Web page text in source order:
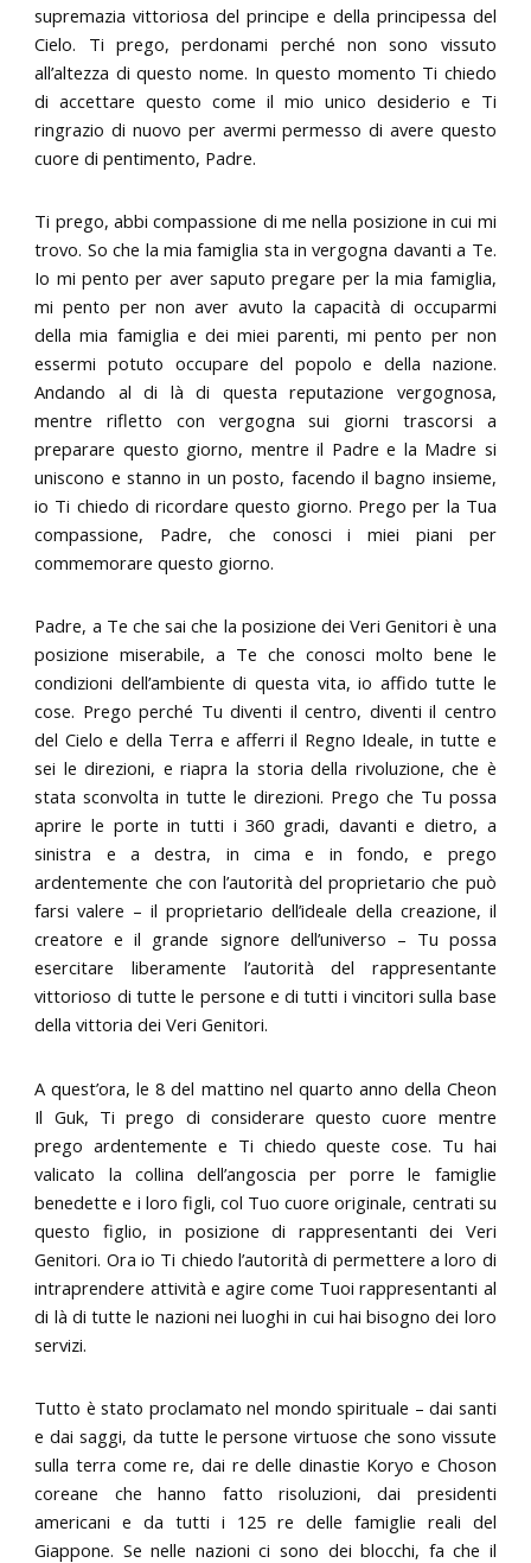
supremazia vittoriosa del principe e della principessa del
Cielo. Ti prego, perdonami perché non sono vissuto
all’altezza di questo nome. In questo momento Ti chiedo
di accettare questo come il mio unico desiderio e Ti
ringrazio di nuovo per avermi permesso di avere questo
cuore di pentimento, Padre.
Ti prego, abbi compassione di me nella posizione in cui mi
trovo. So che la mia famiglia sta in vergogna davanti a Te.
Io mi pento per aver saputo pregare per la mia famiglia,
mi pento per non aver avuto la capacità di occuparmi
della mia famiglia e dei miei parenti, mi pento per non
essermi potuto occupare del popolo e della nazione.
Andando al di là di questa reputazione vergognosa,
mentre rifletto con vergogna sui giorni trascorsi a
preparare questo giorno, mentre il Padre e la Madre si
uniscono e stanno in un posto, facendo il bagno insieme,
io Ti chiedo di ricordare questo giorno. Prego per la Tua
compassione, Padre, che conosci i miei piani per
commemorare questo giorno.
Padre, a Te che sai che la posizione dei Veri Genitori è una
posizione miserabile, a Te che conosci molto bene le
condizioni dell’ambiente di questa vita, io affido tutte le
cose. Prego perché Tu diventi il centro, diventi il centro
del Cielo e della Terra e afferri il Regno Ideale, in tutte e
sei le direzioni, e riapra la storia della rivoluzione, che è
stata sconvolta in tutte le direzioni. Prego che Tu possa
aprire le porte in tutti i 360 gradi, davanti e dietro, a
sinistra e a destra, in cima e in fondo, e prego
ardentemente che con l’autorità del proprietario che può
farsi valere – il proprietario dell’ideale della creazione, il
creatore e il grande signore dell’universo – Tu possa
esercitare liberamente l’autorità del rappresentante
vittorioso di tutte le persone e di tutti i vincitori sulla base
della vittoria dei Veri Genitori.
A quest’ora, le 8 del mattino nel quarto anno della Cheon
Il Guk, Ti prego di considerare questo cuore mentre
prego ardentemente e Ti chiedo queste cose. Tu hai
valicato la collina dell’angoscia per porre le famiglie
benedette e i loro figli, col Tuo cuore originale, centrati su
questo figlio, in posizione di rappresentanti dei Veri
Genitori. Ora io Ti chiedo l’autorità di permettere a loro di
intraprendere attività e agire come Tuoi rappresentanti al
di là di tutte le nazioni nei luoghi in cui hai bisogno dei loro
servizi.
Tutto è stato proclamato nel mondo spirituale – dai santi
e dai saggi, da tutte le persone virtuose che sono vissute
sulla terra come re, dai re delle dinastie Koryo e Choson
coreane che hanno fatto risoluzioni, dai presidenti
americani e da tutti i 125 re delle famiglie reali del
Giappone. Se nelle nazioni ci sono dei blocchi, fa che il